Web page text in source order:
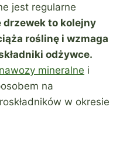
jest regularne
drzewek to kolejny
roślinę i wzmaga
odżywce.
nawozy mineralne i
na
w okresie